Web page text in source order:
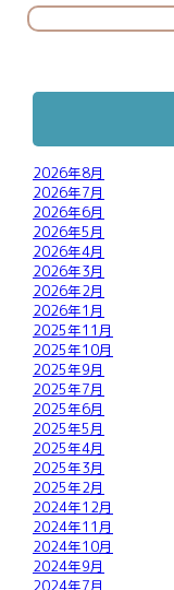
2026年8月
2026年7月
2026年6月
2026年5月
2026年4月
2026年3月
2026年2月
2026年1月
2025年11月
2025年10月
2025年9月
2025年7月
2025年6月
2025年5月
2025年4月
2025年3月
2025年2月
2024年12月
2024年11月
2024年10月
2024年9月
2024年7月